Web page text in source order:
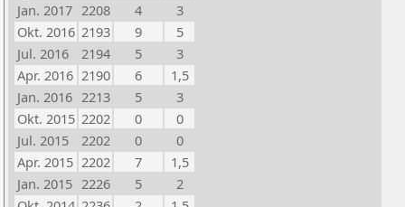
Jan. 2017 2208 4
3
Okt. 2016 2193 9
5
Jul. 2016
2194 5
3
Apr. 2016 2190 6
1,5
Jan. 2016 2213 5
3
Okt. 2015 2202 0
0
Jul. 2015
2202 0
0
Apr. 2015 2202 7
1,5
Jan. 2015 2226 5
2